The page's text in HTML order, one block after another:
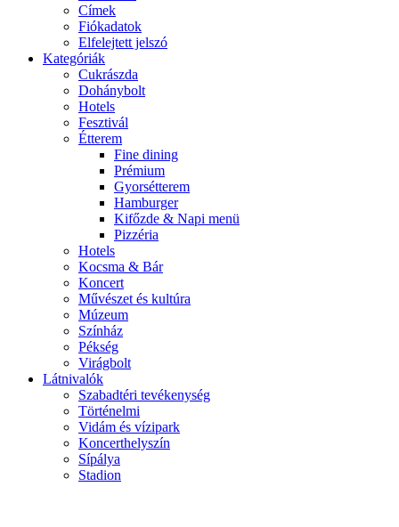
Címek
Fiókadatok
Elfelejtett jelszó
Kategóriák
Cukrászda
Dohánybolt
Hotels
Fesztivál
Étterem
Fine dining
Prémium
Gyorsétterem
Hamburger
Kifőzde & Napi menü
Pizzéria
Hotels
Kocsma & Bár
Koncert
Művészet és kultúra
Múzeum
Színház
Pékség
Virágbolt
Látnivalók
Szabadtéri tevékenység
Történelmi
Vidám és vízipark
Koncerthelyszín
Sípálya
Stadion